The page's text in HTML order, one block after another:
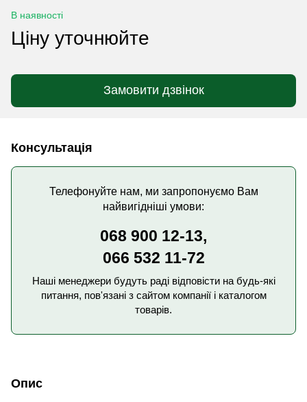
В наявності
Ціну уточнюйте
Замовити дзвінок
Консультація
Телефонуйте нам, ми запропонуємо Вам
найвигідніші умови:
068 900 12-13,
066 532 11-72
Наші менеджери будуть раді відповісти на будь-які
питання, пов'язані з сайтом компанії і каталогом
товарів.
Опис